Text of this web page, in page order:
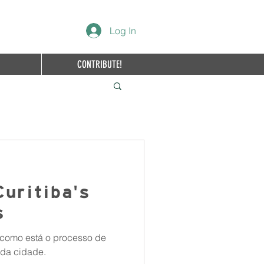
Log In
está o processo de
cidade.
CONTRIBUTE!